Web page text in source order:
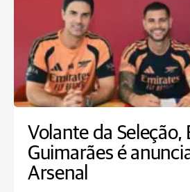
Volante da Seleção,
Guimarães é
Arsenal